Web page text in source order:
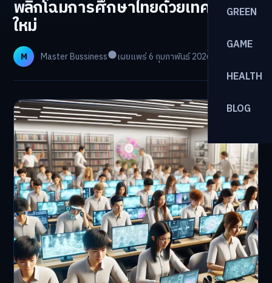
GREEN
GAME
HEALTH
BLOG
พลิกโฉมการศึกษาไทยด้วยเทคโนโลยี
ใหม่
M Master Bussiness เผยแพร่ 6 กุมภาพันธ์ 2026